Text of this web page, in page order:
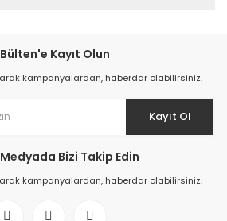
Kayıt Olun
kampanyalardan, haberdar olabilirsiniz.
Kayıt Ol
Bizi Takip Edin
kampanyalardan, haberdar olabilirsiniz.